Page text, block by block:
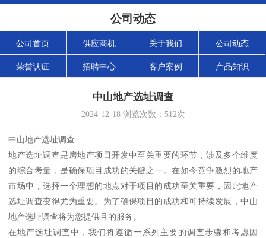
公司动态
公司首页 供应商机 关于我们 公司动态
荣誉认证 招聘中心 客户案例 产品知识
中山地产选址调查
2024-12-18浏览次数： 512次
中山地产选址调查
地产选址调查是房地产项目开发中至关重要的环节，涉及多个维度
的综合考量，是确保项目成功的关键之一。在如今竞争激烈的地产
市场中，选择一个理想的地点对于项目的成功至关重要，因此地产
选址调查变得尤为重要。为了确保项目的成功和可持续发展，中山
地产选址调查将为您提供且的服务。
在地产选址调查中，我们将遵循一系列主要的调查步骤和考虑因